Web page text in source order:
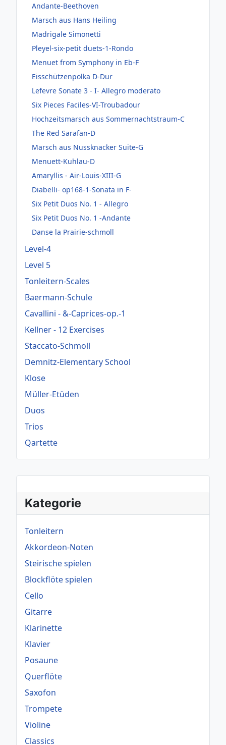
Kategorie
Tonleitern
Akkordeon-Noten
Steirische spielen
Blockflöte spielen
Cello
Gitarre
Klarinette
Klavier
Posaune
Querflöte
Saxofon
Trompete
Violine
Classics
Andante-Beethoven
Marsch aus Hans Heiling
Madrigale Simonetti
Pleyel-six-petit duets-1-Rondo
Menuet from Symphony in Eb-F
Eisschützenpolka D-Dur
Lefevre Sonate 3 - I- Allegro moderato
Six Pieces Faciles-VI-Troubadour
Hochzeitsmarsch aus Sommernachtstraum-C
The Red Sarafan-D
Marsch aus Nussknacker Suite-G
Menuett-Kuhlau-D
Amaryllis - Air-Louis-XIII-G
Diabelli- op168-1-Sonata in F-
Six Petit Duos No. 1 - Allegro
Six Petit Duos No. 1 -Andante
Danse la Prairie-schmoll
Level-4
Level 5
Tonleitern-Scales
Baermann-Schule
Cavallini - &-Caprices-op.-1
Kellner - 12 Exercises
Staccato-Schmoll
Demnitz-Elementary School
Klose
Müller-Etüden
Duos
Trios
Qartette